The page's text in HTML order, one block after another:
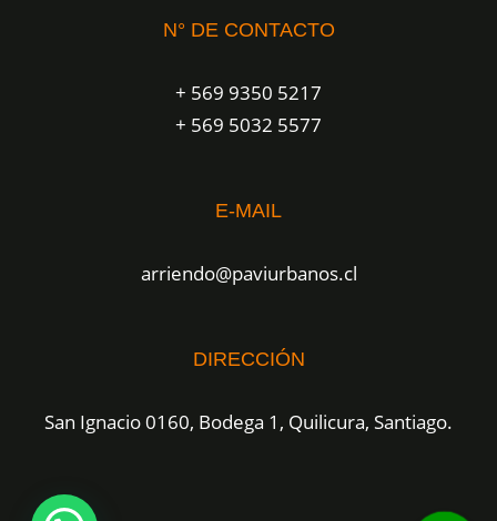
N° DE CONTACTO
+ 569 9350 5217
+ 569 5032 5577
E-MAIL
arriendo@paviurbanos.cl
DIRECCIÓN
San Ignacio 0160, Bodega 1, Quilicura, Santiago.